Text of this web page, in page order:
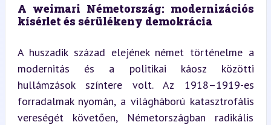
A weimari Németország: modernizációs
kísérlet és sérülékeny demokrácia
A huszadik század elejének német történelme a
modernitás és a politikai káosz közötti
hullámzások színtere volt. Az 1918–1919-es
forradalmak nyomán, a világháború katasztrofális
vereségét követően, Németországban radikális